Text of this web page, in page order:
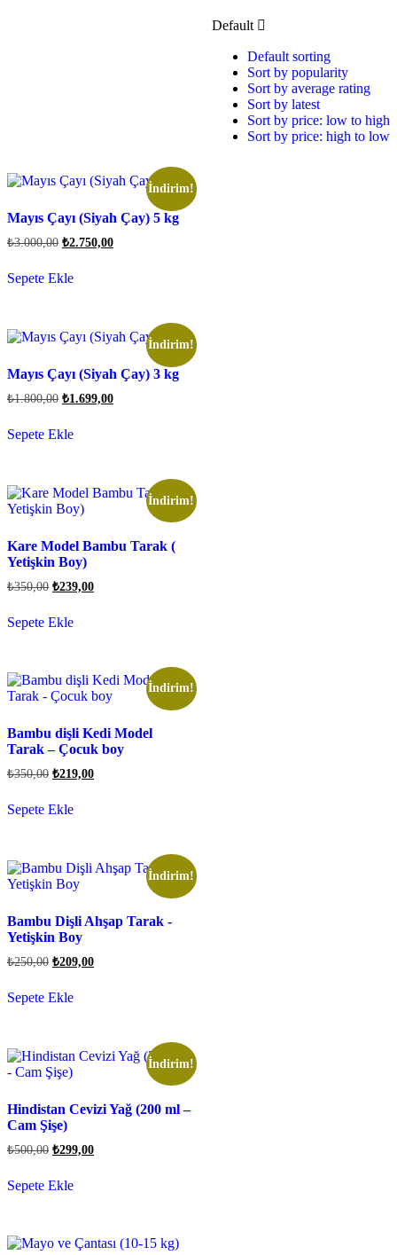
Default
Default sorting
Sort by popularity
Sort by average rating
Sort by latest
Sort by price: low to high
Sort by price: high to low
İndirim!
Mayıs Çayı (Siyah Çay) 5 kg
₺3.000,00 ₺2.750,00
Sepete Ekle
İndirim!
Mayıs Çayı (Siyah Çay) 3 kg
₺1.800,00 ₺1.699,00
Sepete Ekle
İndirim!
Kare Model Bambu Tarak (
Yetişkin Boy)
₺350,00 ₺239,00
Sepete Ekle
İndirim!
Bambu dişli Kedi Model
Tarak – Çocuk boy
₺350,00 ₺219,00
Sepete Ekle
İndirim!
Bambu Dişli Ahşap Tarak -
Yetişkin Boy
₺250,00 ₺209,00
Sepete Ekle
İndirim!
Hindistan Cevizi Yağ (200 ml –
Cam Şişe)
₺500,00 ₺299,00
Sepete Ekle